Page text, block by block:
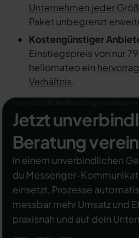
Unternehmen jeder
Paket unbegrenzt
Kostengünstiger
Einstiegspreis von nur
hellomateo ein
Verhältnis.
Jetzt
Beratung
In einem unverbindlichen
du Messenger-
einsetzt, Prozesse
messbar mehr Umsatz und
praxisnah und auf dein